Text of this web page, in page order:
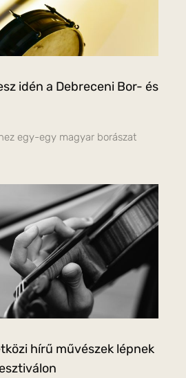
idén a Debreceni Bor- és
egy-egy magyar borászat
hírű művészek lépnek